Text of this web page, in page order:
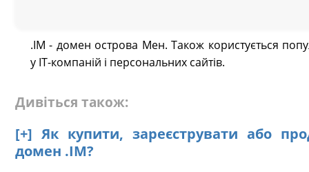
.IM - домен острова Мен. Також користується
у IT-компаній і персональних сайтів.
Дивіться також:
[+] Як купити, зареєструвати або
домен .IM?